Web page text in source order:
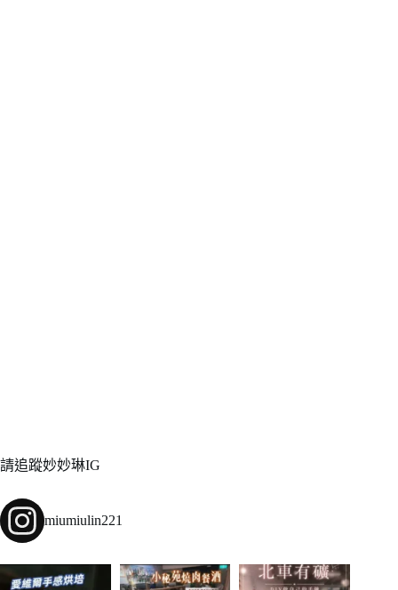
請追蹤妙妙琳IG
miumiulin221